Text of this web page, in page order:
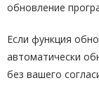
обновление
Если функция
автоматически
без вашего